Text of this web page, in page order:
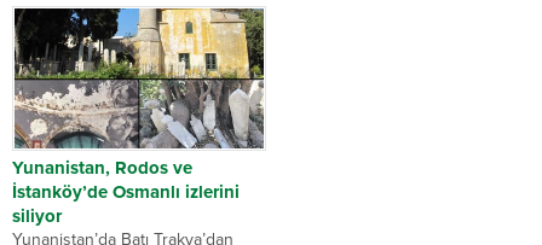
Yunanistan, Rodos ve
İstanköy’de Osmanlı izlerini
siliyor
Yunanistan’da Batı Trakya’dan